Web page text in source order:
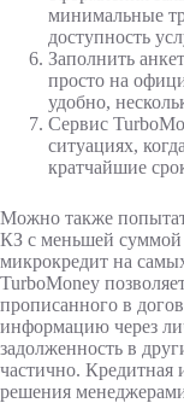
минимальные
доступность
Заполнить
просто на
удобно,
Сервис
ситуациях,
кратчайшие
Можно также
КЗ с меньшей суммой
микрокредит на
TurboMoney
прописанного в
информацию через
задолженность в
частично. Кредитная
решения